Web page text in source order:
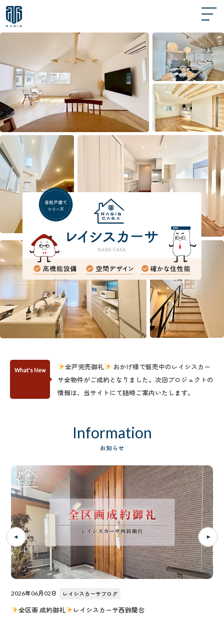
What's New 全戸完売御礼
おかげ様で販売中のレイシスカー
サ全物件がご成約となりました。次回プロジェクトの
情報は、当サイトにて随時ご案内いたします。
Information
お知らせ
2026年06月02日 レイシスカーサブログ
全区画 成約御礼 レイシスカーサ西鈴蘭台